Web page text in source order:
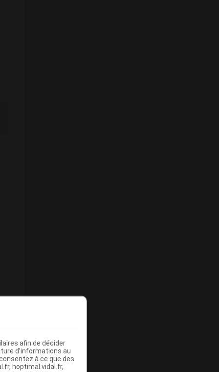
afin de décider
d’informations au
à ce que des
hoptimal.vidal.fr,